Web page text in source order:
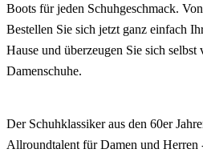
Boots für jeden Schuhgeschmack.
Bestellen Sie sich jetzt ganz einfach
Hause und überzeugen Sie sich
Damenschuhe.
Der Schuhklassiker aus den 60er
Allroundtalent für Damen und Herren